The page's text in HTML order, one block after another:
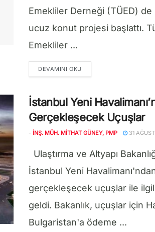
Emekliler Derneği (TÜED)
ucuz konut projesi başlattı.
Emekliler ...
DEVAMINI OKUDETAILS
İstanbul Yeni
Gerçekleşecek Uçuşlar
- İNŞ. MÜH. MITHAT GÜNEY, PMP 31
Ulaştırma ve Altyapı
İstanbul Yeni
gerçekleşecek uçuşlar ile
geldi. Bakanlık, uçuşlar için
Bulgaristan'a ödeme ...